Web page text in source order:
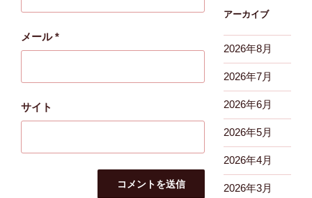
メール*
サイト
アーカイブ
2026年8月
2026年7月
2026年6月
2026年5月
2026年4月
2026年3月